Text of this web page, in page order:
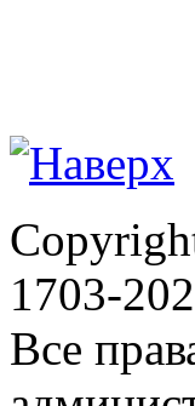
1703-
Все